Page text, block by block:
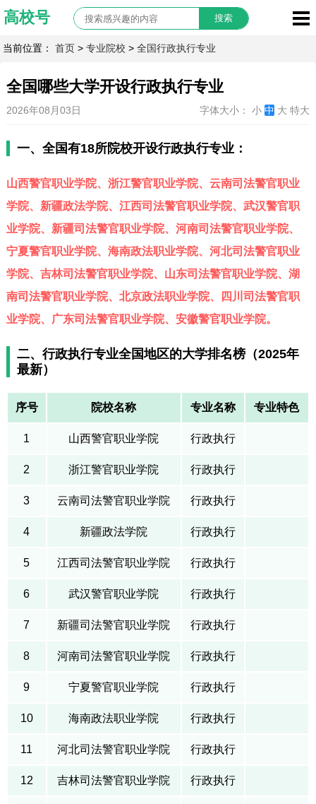
当前位置：首页 >专业院校 >全国行政执行专业
全国哪些大学开设行政执行专业
2026年08月03日 字体大小：小 中 大 特大
一、全国有18所院校开设行政执行专业：
山西警官职业学院、浙江警官职业学院、云南司法警官职业
学院、新疆政法学院、江西司法警官职业学院、武汉警官职
业学院、新疆司法警官职业学院、河南司法警官职业学院、
宁夏警官职业学院、海南政法职业学院、河北司法警官职业
学院、吉林司法警官职业学院、山东司法警官职业学院、湖
南司法警官职业学院、北京政法职业学院、四川司法警官职
业学院、广东司法警官职业学院、安徽警官职业学院。
二、行政执行专业全国地区的大学排名榜（2025年
最新）
序号 院校名称 专业名称 专业特色
1 山西警官职业学院 行政执行
2 浙江警官职业学院 行政执行
3 云南司法警官职业学院 行政执行
4 新疆政法学院 行政执行
5 江西司法警官职业学院 行政执行
6 武汉警官职业学院 行政执行
7 新疆司法警官职业学院 行政执行
8 河南司法警官职业学院 行政执行
9 宁夏警官职业学院 行政执行
10 海南政法职业学院 行政执行
11 河北司法警官职业学院 行政执行
12 吉林司法警官职业学院 行政执行